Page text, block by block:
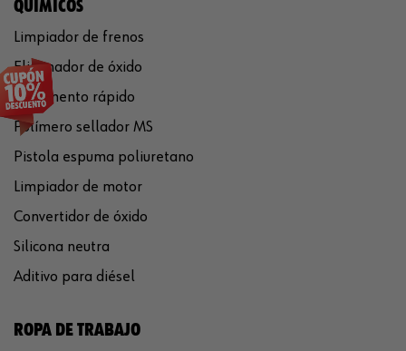
QUÍMICOS
Limpiador de frenos
Eliminador de óxido
Pegamento rápido
Polímero sellador MS
Pistola espuma poliuretano
Limpiador de motor
Convertidor de óxido
Silicona neutra
Aditivo para diésel
ROPA DE TRABAJO